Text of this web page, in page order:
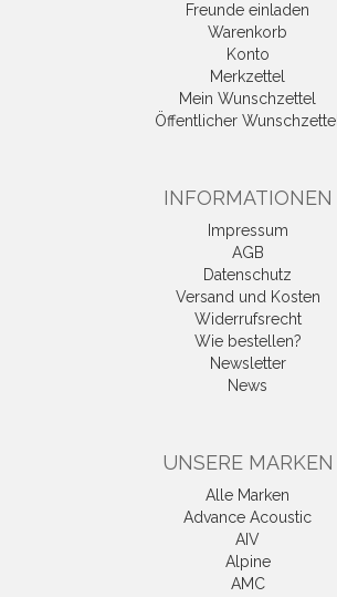
Freunde einladen
Warenkorb
Konto
Merkzettel
Mein Wunschzettel
Öffentlicher Wunschzettel
INFORMATIONEN
Impressum
AGB
Datenschutz
Versand und Kosten
Widerrufsrecht
Wie bestellen?
Newsletter
News
UNSERE MARKEN
Alle Marken
Advance Acoustic
AIV
Alpine
AMC